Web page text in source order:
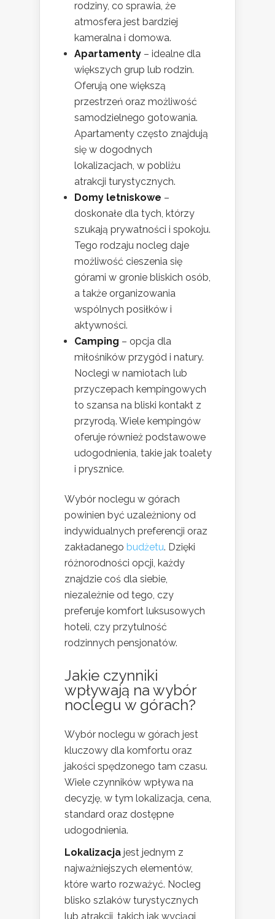
rodziny, co sprawia, że
atmosfera jest bardziej
kameralna i domowa.
Apartamenty – idealne dla
większych grup lub rodzin.
Oferują one większą
przestrzeń oraz możliwość
samodzielnego gotowania.
Apartamenty często znajdują
się w dogodnych
lokalizacjach, w pobliżu
atrakcji turystycznych.
Domy letniskowe –
doskonałe dla tych, którzy
szukają prywatności i spokoju.
Tego rodzaju nocleg daje
możliwość cieszenia się
górami w gronie bliskich osób,
a także organizowania
wspólnych posiłków i
aktywności.
Camping – opcja dla
miłośników przygód i natury.
Noclegi w namiotach lub
przyczepach kempingowych
to szansa na bliski kontakt z
przyrodą. Wiele kempingów
oferuje również podstawowe
udogodnienia, takie jak toalety
i prysznice.
Wybór noclegu w górach
powinien być uzależniony od
indywidualnych preferencji oraz
zakładanego budżetu. Dzięki
różnorodności opcji, każdy
znajdzie coś dla siebie,
niezależnie od tego, czy
preferuje komfort luksusowych
hoteli, czy przytulność
rodzinnych pensjonatów.
Jakie czynniki
wpływają na wybór
noclegu w górach?
Wybór noclegu w górach jest
kluczowy dla komfortu oraz
jakości spędzonego tam czasu.
Wiele czynników wpływa na
decyzję, w tym lokalizacja, cena,
standard oraz dostępne
udogodnienia.
Lokalizacja jest jednym z
najważniejszych elementów,
które warto rozważyć. Nocleg
blisko szlaków turystycznych
lub atrakcji, takich jak wyciągi